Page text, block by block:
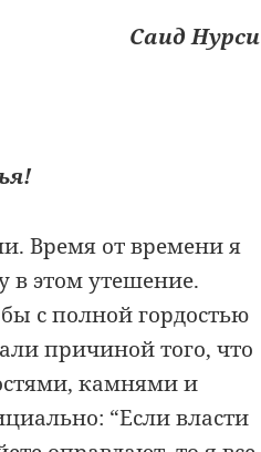
Саид Нурси
Время от времени я
в этом утешение.
с полной гордостью
причиной того, что
камнями и
“Если власти